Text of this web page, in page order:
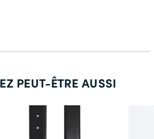
PEUT-ÊTRE AUSSI